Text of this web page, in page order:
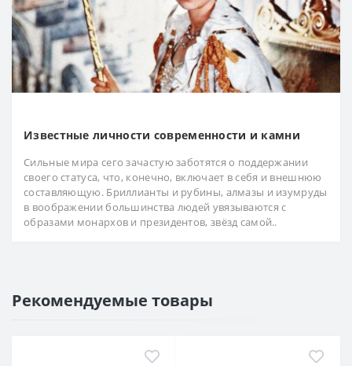
Известные личности современности и камни
Сильные мира сего зачастую заботятся о поддержании
своего статуса, что, конечно, включает в себя и внешнюю
составляющую. Бриллианты и рубины, алмазы и изумруды
в воображении большинства людей увязываются с
образами монархов и президентов, звёзд самой..
Рекомендуемые товары